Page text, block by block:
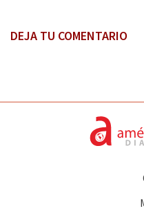
DEJA TU COMENTARIO